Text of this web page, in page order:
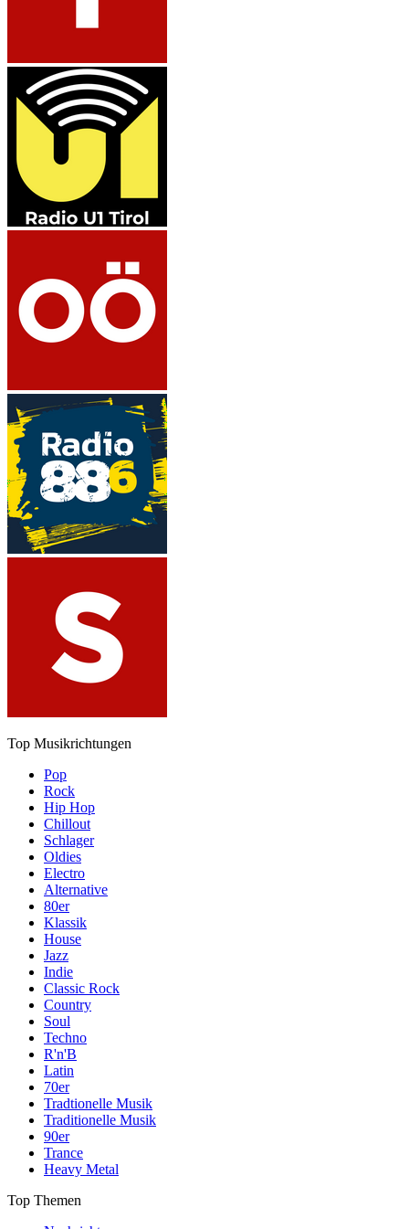
Top Musikrichtungen
Pop
Rock
Hip Hop
Chillout
Schlager
Oldies
Electro
Alternative
80er
Klassik
House
Jazz
Indie
Classic Rock
Country
Soul
Techno
R'n'B
Latin
70er
Tradtionelle Musik
Traditionelle Musik
90er
Trance
Heavy Metal
Top Themen